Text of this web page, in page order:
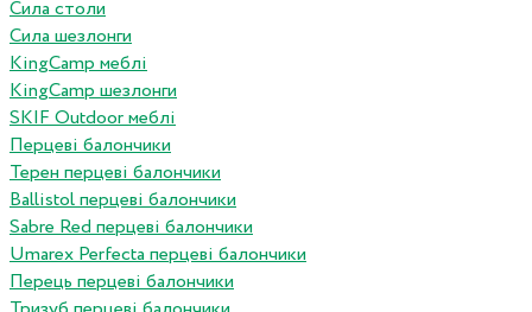
Сила столи
Сила шезлонги
KingCamp меблі
KingCamp шезлонги
SKIF Outdoor меблі
Перцеві балончики
Терен перцеві балончики
Ballistol перцеві балончики
Sabre Red перцеві балончики
Umarex Perfecta перцеві балончики
Перець перцеві балончики